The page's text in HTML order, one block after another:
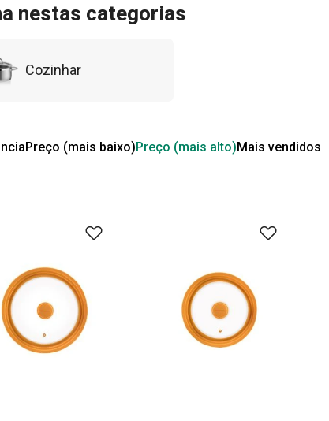
nestas categorias
Cozinhar
Preço (mais baixo)Preço (mais alto)Mais vendidos